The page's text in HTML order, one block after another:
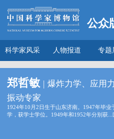
公众
科学家风采 人物报道 专题
郑哲敏 | 爆炸力学、应用
振动专家
1924年10月2日生于山东济南。1947年毕业
学，获学士学位。1949年和1952年分别获...[